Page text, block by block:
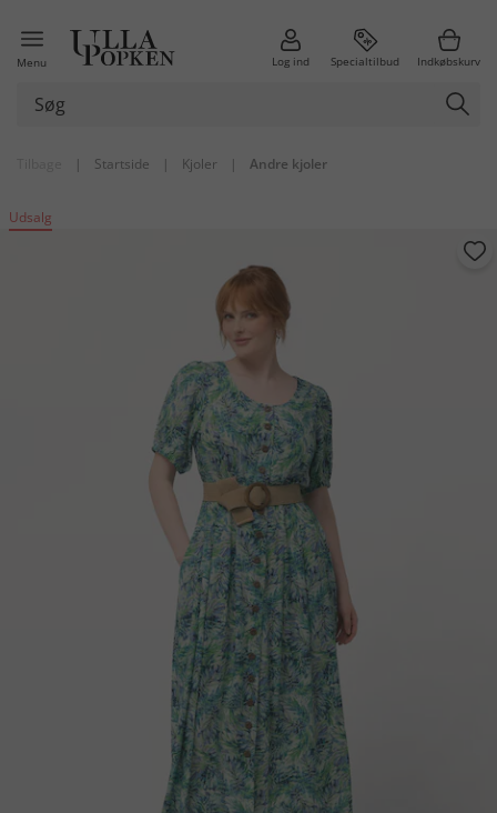
Menu Log ind Specialtilbud Indkøbskurv
| Startside | Kjoler | Andre kjoler
Udsalg